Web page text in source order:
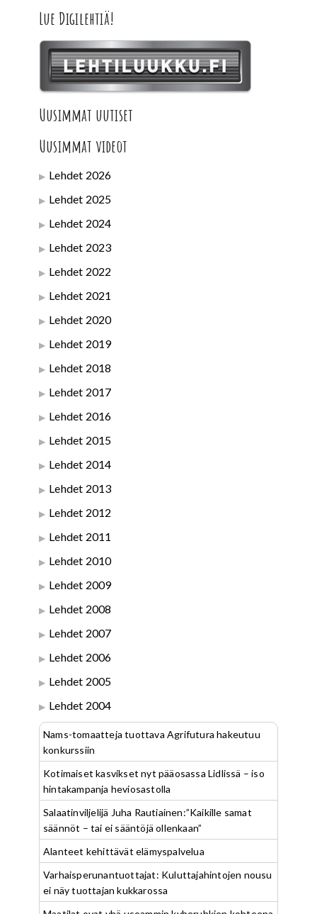
Lue Digilehtiä!
Uusimmat uutiset
Uusimmat videot
Lehdet 2026
Lehdet 2025
Lehdet 2024
Lehdet 2023
Lehdet 2022
Lehdet 2021
Lehdet 2020
Lehdet 2019
Lehdet 2018
Lehdet 2017
Lehdet 2016
Lehdet 2015
Lehdet 2014
Lehdet 2013
Lehdet 2012
Lehdet 2011
Lehdet 2010
Lehdet 2009
Lehdet 2008
Lehdet 2007
Lehdet 2006
Lehdet 2005
Lehdet 2004
Nams-tomaatteja tuottava Agrifutura hakeutuu
konkurssiin
Kotimaiset kasvikset nyt pääosassa Lidlissä – iso
hintakampanja heviosastolla
Salaatinviljelijä Juha Rautiainen:”Kaikille samat
säännöt – tai ei sääntöjä ollenkaan”
Alanteet kehittävät elämyspalvelua
Varhaisperunantuottajat: Kuluttajahintojen nousu
ei näy tuottajan kukkarossa